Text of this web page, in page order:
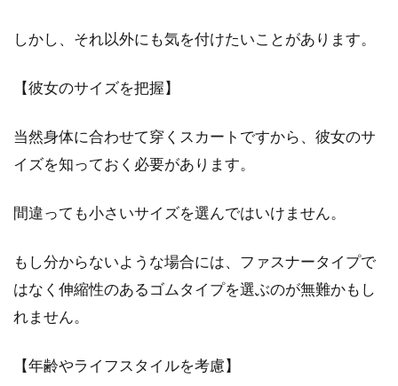
赤トップスをレディースコーデに取り入れる
現してくれます...
ライダースが着られる時期はいつま
ョンアイテムのひとつともいえるライダースジ
ャケット...
トップスインが似合わない！苦手な
しかし、それ以外にも気を付けたいことがあります。
【彼女のサイズを把握】
当然身体に合わせて穿くスカートですから、彼女のサ
イズを知っておく必要があります。
間違っても小さいサイズを選んではいけません。
もし分からないような場合には、ファスナータイプで
はなく伸縮性のあるゴムタイプを選ぶのが無難かもし
れません。
【年齢やライフスタイルを考慮】